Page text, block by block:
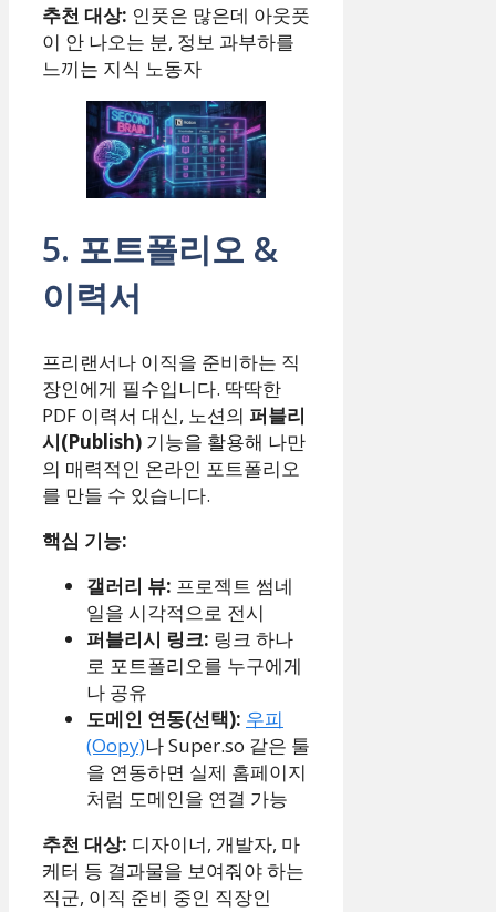
추천 대상: 인풋은 많은데 아웃풋
이 안 나오는 분, 정보 과부하를
느끼는 지식 노동자
5. 포트폴리오 &
이력서
프리랜서나 이직을 준비하는 직
장인에게 필수입니다. 딱딱한
PDF 이력서 대신, 노션의 퍼블리
시(Publish) 기능을 활용해 나만
의 매력적인 온라인 포트폴리오
를 만들 수 있습니다.
핵심 기능:
갤러리 뷰: 프로젝트 썸네
일을 시각적으로 전시
퍼블리시 링크: 링크 하나
로 포트폴리오를 누구에게
나 공유
도메인 연동(선택): 우피
(Oopy)나 Super.so 같은 툴
을 연동하면 실제 홈페이지
처럼 도메인을 연결 가능
추천 대상: 디자이너, 개발자, 마
케터 등 결과물을 보여줘야 하는
직군, 이직 준비 중인 직장인